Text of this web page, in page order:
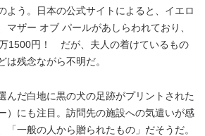
よう。日本の公式サイトによると、イエロ
マザー オブ パールがあしらわれており、
1500円！ だが、夫人の着けているもの
は残念ながら不明だ。
だ白地に黒の犬の足跡がプリントされた
）にも注目。訪問先の施設への気遣いが感
「一般の人から贈られたもの」だそうだ。